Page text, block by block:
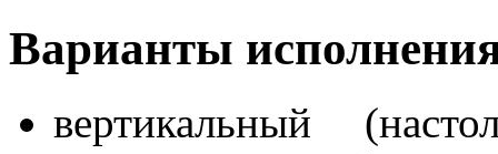
Варианты
вертикальный